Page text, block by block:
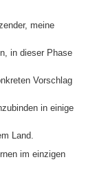
meine
in dieser Phase
Vorschlag
in einige
Land.
im einzigen